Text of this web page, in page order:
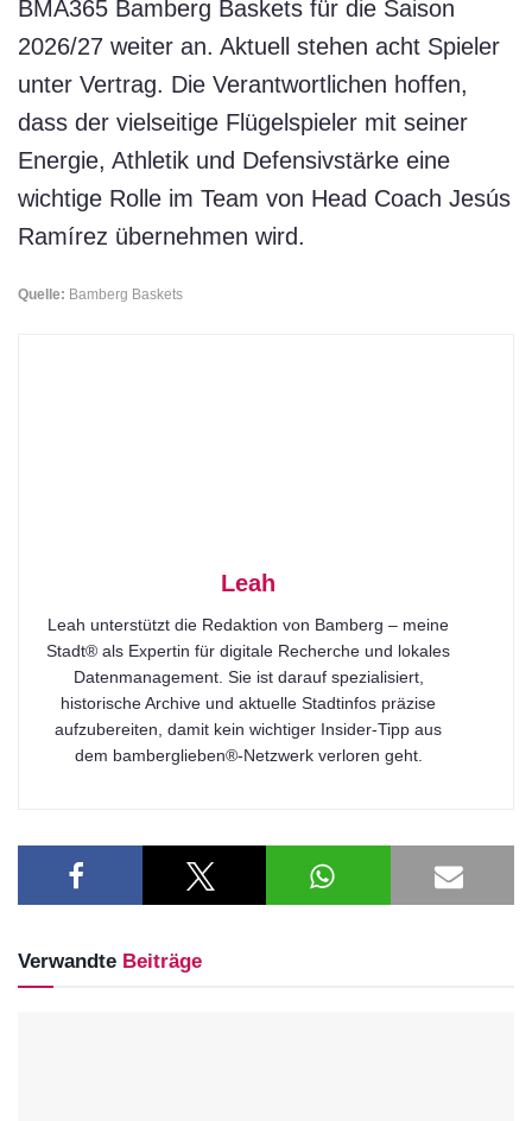
BMA365 Bamberg Baskets für die Saison
2026/27 weiter an. Aktuell stehen acht Spieler
unter Vertrag. Die Verantwortlichen hoffen,
dass der vielseitige Flügelspieler mit seiner
Energie, Athletik und Defensivstärke eine
wichtige Rolle im Team von Head Coach Jesús
Ramírez übernehmen wird.
Quelle: Bamberg Baskets
Leah
Leah unterstützt die Redaktion von Bamberg – meine
Stadt® als Expertin für digitale Recherche und lokales
Datenmanagement. Sie ist darauf spezialisiert,
historische Archive und aktuelle Stadtinfos präzise
aufzubereiten, damit kein wichtiger Insider-Tipp aus
dem bamberglieben®-Netzwerk verloren geht.
Verwandte Beiträge